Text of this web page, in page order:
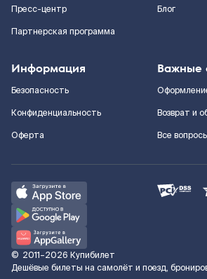
Пресс-центр
Партнерская программа
Блог
Информация
Безопасность
Конфиденциальность
Оферта
Важные
Возврат и
Все
© 2011–2026 Купибилет
Дешёвые билеты на самолёт и поезд,